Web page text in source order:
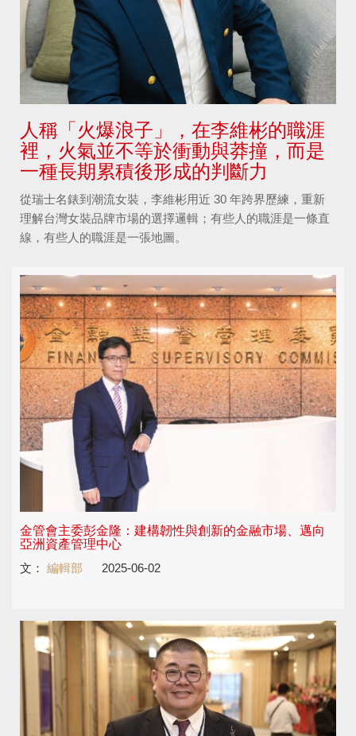
人稱「火爆浪子」，在李維彬的職涯
裡，火氣並不等於衝動與莽撞，而是
一種長期累積後形成的判斷力
從瑞士名錶到潮流女裝，李維彬用近 30 年跨界歷練，重新
理解台灣女裝品牌市場的選擇邏輯；有些人的職涯是一條直
線，有些人的職涯是一張地圖。
金管會主委彭金隆：建構韌性與創新的金融市場、邁向
亞洲資產管理中心
文： 編輯部 2025-06-02